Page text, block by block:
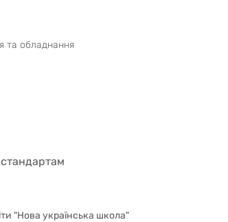
та обладнання
стандартам
"Нова українська школа"